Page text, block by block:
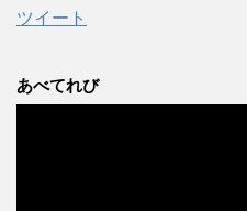
ツイート
あべてれび